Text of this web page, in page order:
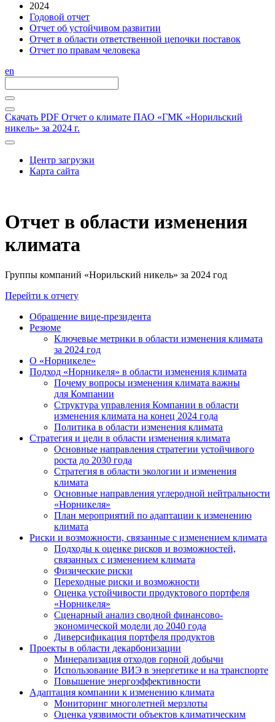
2024
Годовой отчет
Отчет об устойчивом развитии
Отчет в области ответственной цепочки поставок
Отчет по правам человека
en
Скачать PDF Отчет о климате ПАО «ГМК «Норильский
никель» за 2024 г.
Центр загрузки
Карта сайта
Отчет в области изменения
климата
Группы компаний «Норильский никель» за 2024 год
Перейти к отчету
Обращение вице-президента
Резюме
Ключевые метрики в области изменения климата
за 2024 год
О «Норникеле»
Подход «Норникеля» в области изменения климата
Почему вопросы изменения климата важны
для Компании
Структура управления Компании в области
изменения климата на конец 2024 года
Политика в области изменения климата
Стратегия и цели в области изменения климата
Основные направления стратегии устойчивого
роста до 2030 года
Стратегия в области экологии и изменения
климата
Основные направления углеродной нейтральности
«Норникеля»
План мероприятий по адаптации к изменению
климата
Риски и возможности, связанные с изменением климата
Подходы к оценке рисков и возможностей,
связанных с изменением климата
Физические риски
Переходные риски и возможности
Оценка устойчивости продуктового портфеля
«Норникеля»
Сценарный анализ сводной финансово-
экономической модели до 2040 года
Диверсификация портфеля продуктов
Проекты в области декарбонизации
Минерализация отходов горной добычи
Использование ВИЭ в энергетике и на транспорте
Повышение энергоэффективности
Адаптация компании к изменению климата
Мониторинг многолетней мерзлоты
Оценка уязвимости объектов климатическим